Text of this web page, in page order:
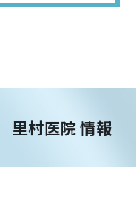
里村医院 情報